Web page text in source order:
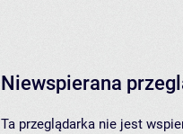
Niewspierana
Ta przeglądarka nie jest